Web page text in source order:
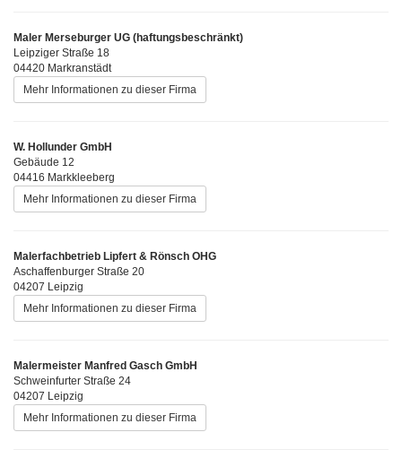
Maler Merseburger UG (haftungsbeschränkt)
Leipziger Straße 18
04420 Markranstädt
Mehr Informationen zu dieser Firma
W. Hollunder GmbH
Gebäude 12
04416 Markkleeberg
Mehr Informationen zu dieser Firma
Malerfachbetrieb Lipfert & Rönsch OHG
Aschaffenburger Straße 20
04207 Leipzig
Mehr Informationen zu dieser Firma
Malermeister Manfred Gasch GmbH
Schweinfurter Straße 24
04207 Leipzig
Mehr Informationen zu dieser Firma